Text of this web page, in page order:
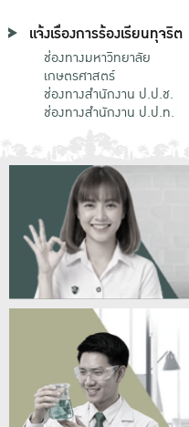
แจ้งเรื่องการร้องเรียนทุจริต
ช่องทางมหาวิทยาลัย
เกษตรศาสตร์
ช่องทางสำนักงาน ป.ป.ช.
ช่องทางสำนักงาน ป.ป.ท.